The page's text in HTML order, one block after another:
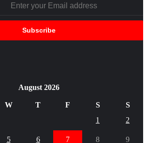
August 2026
W T F S
S
1
2
5 6 7 8 9